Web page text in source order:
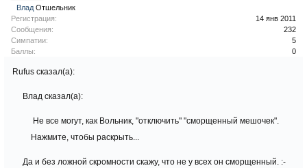
Влад Отшельник
Регистрация:
14 янв 2011
Сообщения:
232
Симпатии:
5
Баллы:
0
Rufus сказал(а):
Влад сказал(а):
Не все могут, как Вольник, "отключить" "сморщенный мешочек".
Нажмите, чтобы раскрыть...
Да и без ложной скромности скажу, что не у всех он сморщенный. :-